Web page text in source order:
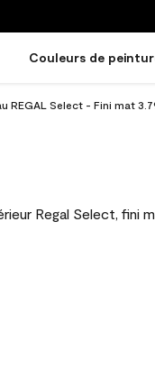
Couleurs de
REGAL Select - Fini mat